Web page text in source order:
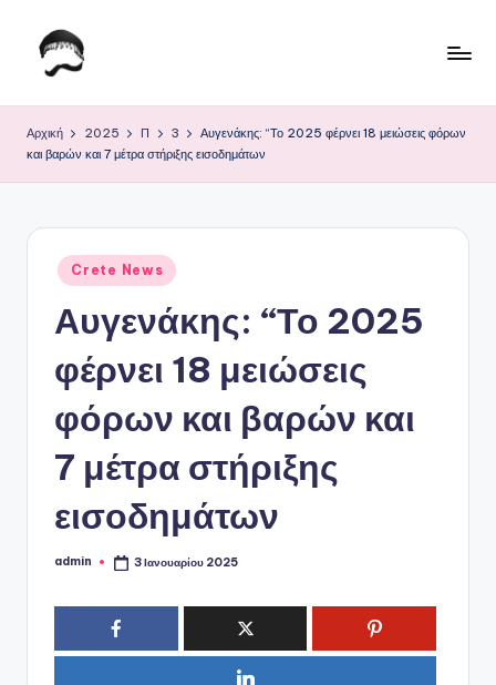
Μετάβαση
ο
Κ
P
Αρχική 2025 Π 3
Αυγενάκης: “Το 2025 φέρνει 18 μειώσεις φόρων
και βαρών και 7 μέτρα στήριξης εισοδημάτων
Αναρτήθηκε
σε
Crete News
Αυγενάκης: “Το 2025
φέρνει 18 μειώσεις
φόρων και βαρών και
7 μέτρα στήριξης
εισοδημάτων
Συγγραφέας:
admin 3 Ιανουαρίου 2025